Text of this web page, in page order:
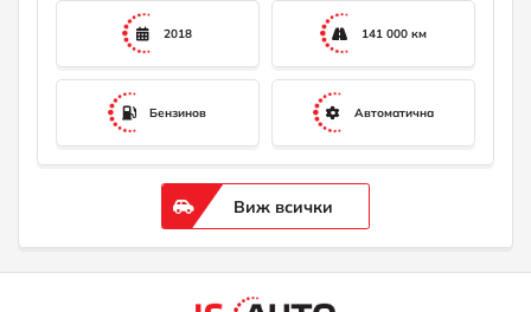
2018 141 000 км
Бензинов Автоматична
Виж всички